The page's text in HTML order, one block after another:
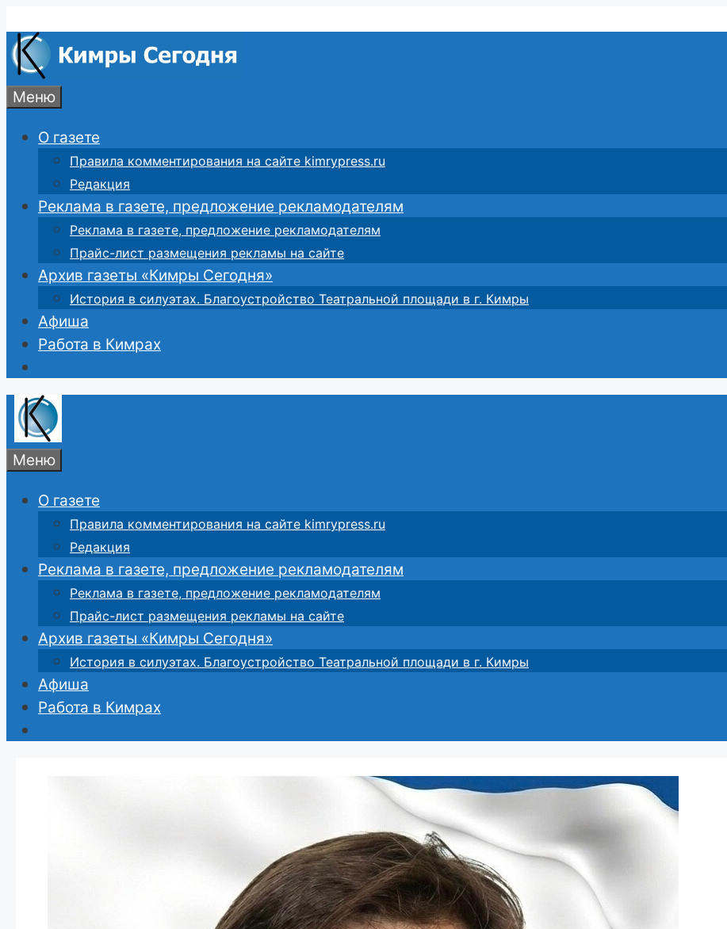
к
содержимому
Меню
О газете
Правила комментирования на сайте kimrypress.ru
Редакция
Реклама в газете, предложение рекламодателям
Реклама в газете, предложение рекламодателям
Прайс-лист размещения рекламы на сайте
Архив газеты «Кимры Сегодня»
История в силуэтах. Благоустройство Театральной площади в г. Кимры
Афиша
Работа в Кимрах
Меню
О газете
Правила комментирования на сайте kimrypress.ru
Редакция
Реклама в газете, предложение рекламодателям
Реклама в газете, предложение рекламодателям
Прайс-лист размещения рекламы на сайте
Архив газеты «Кимры Сегодня»
История в силуэтах. Благоустройство Театральной площади в г. Кимры
Афиша
Работа в Кимрах